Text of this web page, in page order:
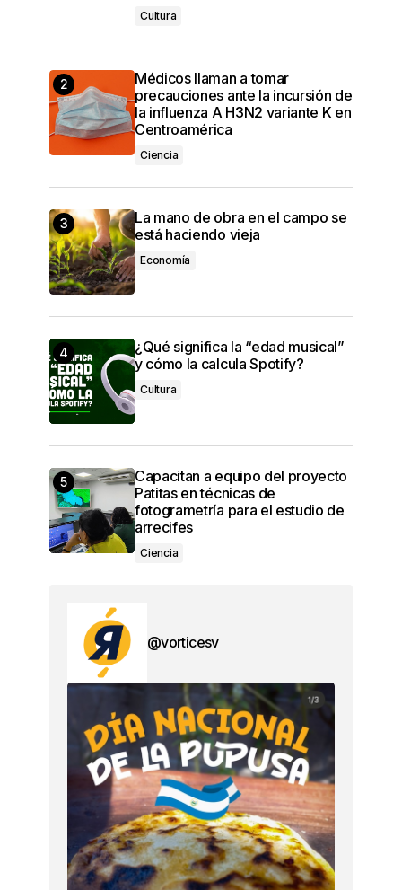
Cultura
Médicos llaman a tomar
precauciones ante la incursión de
la influenza A H3N2 variante K en
Centroamérica
Ciencia
La mano de obra en el campo se
está haciendo vieja
Economía
¿Qué significa la “edad musical”
y cómo la calcula Spotify?
Cultura
Capacitan a equipo del proyecto
Patitas en técnicas de
fotogrametría para el estudio de
arrecifes
Ciencia
@vorticesv